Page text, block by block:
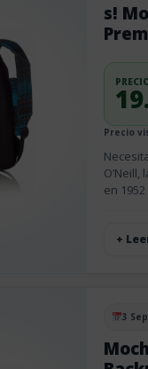
s!
Precio
en
+
3